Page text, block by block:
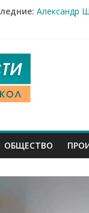
Александр
От
14 мирных
Город
ОБЩЕСТВО